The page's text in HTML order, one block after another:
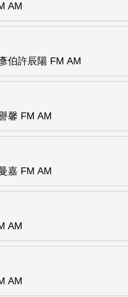
AM
伯許辰陽 FM AM
馨 FM AM
嘉 FM AM
AM
AM